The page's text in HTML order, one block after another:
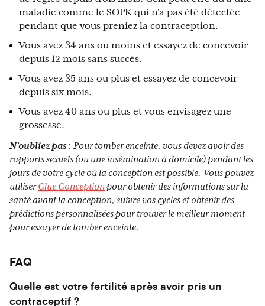
maladie comme le SOPK qui n'a pas été détectée
pendant que vous preniez la contraception.
Vous avez 34 ans ou moins et essayez de concevoir
depuis 12 mois sans succès.
Vous avez 35 ans ou plus et essayez de concevoir
depuis six mois.
Vous avez 40 ans ou plus et vous envisagez une
grossesse.
N'oubliez pas : Pour tomber enceinte, vous devez avoir des
rapports sexuels (ou une insémination à domicile) pendant les
jours de votre cycle où la conception est possible. Vous pouvez
utiliserClue Conceptionpour obtenir des informations sur la
santé avant la conception, suivre vos cycles et obtenir des
prédictions personnalisées pour trouver le meilleur moment
pour essayer de tomber enceinte.
FAQ
Quelle est votre fertilité après avoir pris un
contraceptif ?